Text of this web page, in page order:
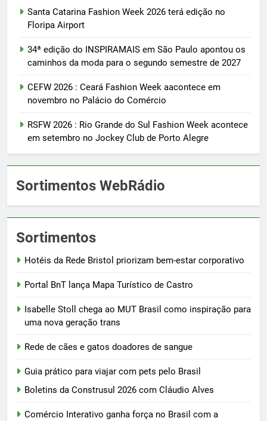
Santa Catarina Fashion Week 2026 terá edição no
Floripa Airport
34ª edição do INSPIRAMAIS em São Paulo apontou os
caminhos da moda para o segundo semestre de 2027
CEFW 2026 : Ceará Fashion Week aacontece em
novembro no Palácio do Comércio
RSFW 2026 : Rio Grande do Sul Fashion Week acontece
em setembro no Jockey Club de Porto Alegre
Sortimentos WebRádio
Sortimentos
Hotéis da Rede Bristol priorizam bem-estar corporativo
Portal BnT lança Mapa Turístico de Castro
Isabelle Stoll chega ao MUT Brasil como inspiração para
uma nova geração trans
Rede de cães e gatos doadores de sangue
Guia prático para viajar com pets pelo Brasil
Boletins da Construsul 2026 com Cláudio Alves
Comércio Interativo ganha força no Brasil com a